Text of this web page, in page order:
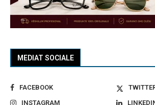
MEDIAT SOCIALE
FACEBOOK
INSTAGRAM